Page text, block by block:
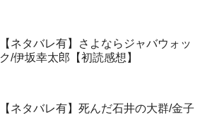
【ネタバレ有】さよならジャバウォッ
ク/伊坂幸太郎【初読感想】
【ネタバレ有】死んだ石井の大群/金子